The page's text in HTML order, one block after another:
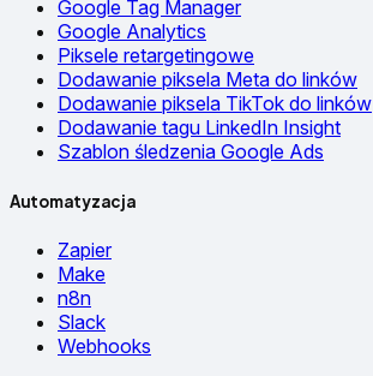
Google Tag Manager
Google Analytics
Piksele retargetingowe
Dodawanie piksela Meta do linków
Dodawanie piksela TikTok do linków
Dodawanie tagu LinkedIn Insight
Szablon śledzenia Google Ads
Automatyzacja
Zapier
Make
n8n
Slack
Webhooks